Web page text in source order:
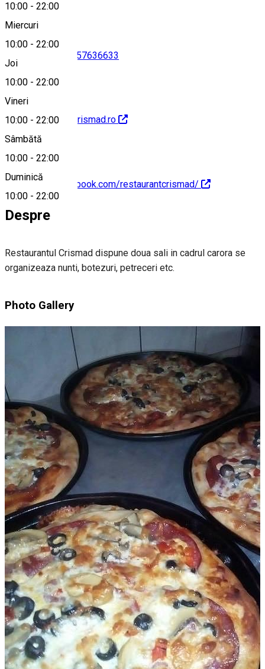
10:00 - 22:00
Miercuri
10:00 - 22:00
Joi
10:00 - 22:00
Vineri
10:00 - 22:00
Sâmbătă
10:00 - 22:00
Duminică
10:00 - 22:00
0757636633
http://restaurant.crismad.ro
https://www.facebook.com/restaurantcrismad/
Despre
Restaurantul Crismad dispune doua sali in cadrul carora se
organizeaza nunti, botezuri, petreceri etc.
Photo Gallery